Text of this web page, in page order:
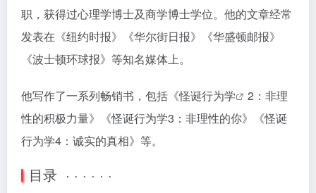
职，获得过心理学博士及商学博士学位。他的文章经常
发表在《纽约时报》《华尔街日报》《华盛顿邮报》
《波士顿环球报》等知名媒体上。
他写作了一系列畅销书，包括《怪诞行为学
2：非理
性的积极力量》《怪诞行为学3：非理性的你》《怪诞
行为学4：诚实的真相》等。
目录 · · · · · ·